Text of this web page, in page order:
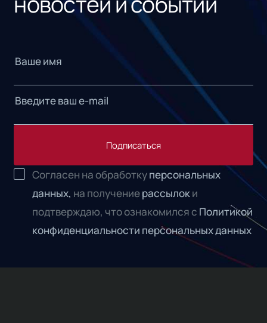
Подписаться
Согласен на обработкуперсональных
данных, на получениерассылоки
подтверждаю, что ознакомился с Политикой
конфиденциальности персональных данных